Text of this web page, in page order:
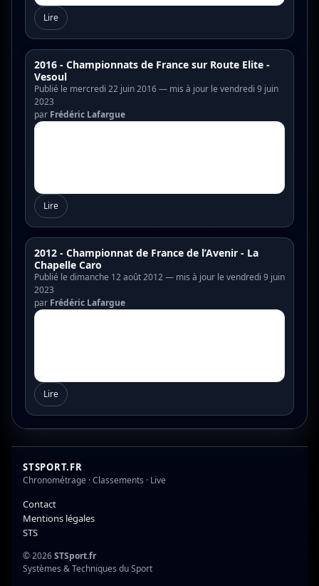
Lire
2016 - Championnats de France sur Route Elite -
Vesoul
Publié le mercredi 22 juin 2016 — mis à jour le vendredi 9 juin
2023
par Frédéric Lafargue
Lire
2012 - Championnat de France de l’Avenir - La
Chapelle Caro
Publié le dimanche 12 août 2012 — mis à jour le vendredi 9 juin
2023
par Frédéric Lafargue
Lire
STSPORT.FR
Chronométrage · Classements · Live
Contact
Mentions légales
STS
© 2026STSport.fr
Systèmes & Techniques du Sport